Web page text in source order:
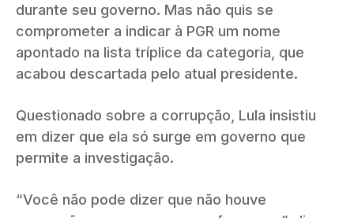
durante seu governo. Mas não quis se
comprometer a indicar à PGR um nome
apontado na lista tríplice da categoria, que
acabou descartada pelo atual presidente.
Questionado sobre a corrupção, Lula insistiu
em dizer que ela só surge em governo que
permite a investigação.
“Você não pode dizer que não houve